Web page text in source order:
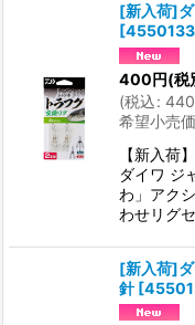
[新入荷]
[4550133
400円(税
(税込: 440
希望小売
【新入荷
ダイワ ジ
わ」アク
わせリグ
[新入荷]ダ
針 [